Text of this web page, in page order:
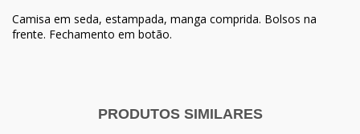
Camisa em seda, estampada, manga comprida. Bolsos na
frente. Fechamento em botão.
PRODUTOS SIMILARES